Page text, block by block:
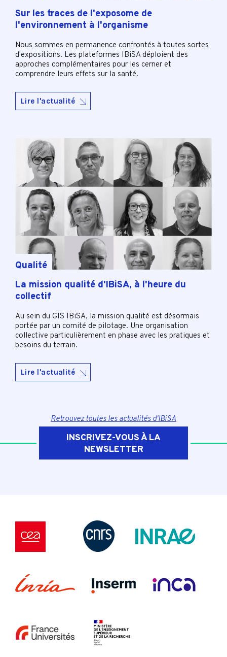
Sur les traces de l'exposome de
l'environnement à l'organisme
Nous sommes en permanence confrontés à toutes sortes
d'expositions. Les plateformes IBiSA déploient des
approches complémentaires pour les cerner et
comprendre leurs effets sur la santé.
Lire l'actualité
Qualité
La mission qualité d'IBiSA, à l'heure du
collectif
Au sein du GIS IBiSA, la mission qualité est désormais
portée par un comité de pilotage. Une organisation
collective particulièrement en phase avec les pratiques et
besoins du terrain.
Lire l'actualité
Retrouvez toutes les actualités d'IBiSA
INSCRIVEZ-VOUS À LA
NEWSLETTER